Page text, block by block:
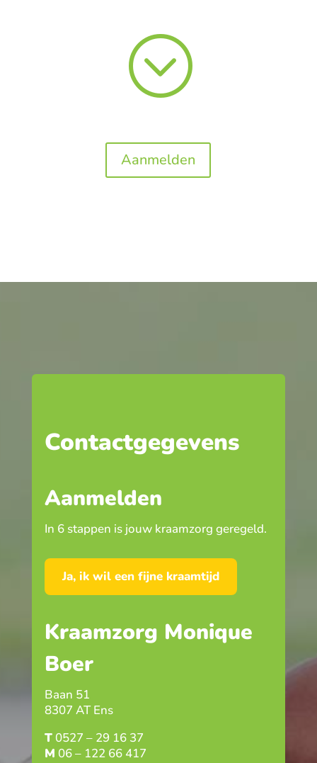
;
Aanmelden
Contactgegevens
Aanmelden
In 6 stappen is jouw kraamzorg geregeld.
Ja, ik wil een fijne kraamtijd
Kraamzorg Monique
Boer
Baan 51
8307 AT Ens
T 0527 – 29 16 37
M 06 – 122 66 417